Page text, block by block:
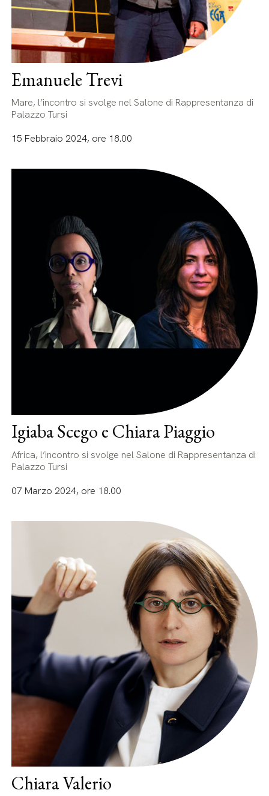
Emanuele Trevi
Mare, l’incontro si svolge nel Salone di Rappresentanza di
Palazzo Tursi
15 Febbraio 2024, ore 18.00
Igiaba Scego e Chiara Piaggio
Africa, l’incontro si svolge nel Salone di Rappresentanza di
Palazzo Tursi
07 Marzo 2024, ore 18.00
Chiara Valerio